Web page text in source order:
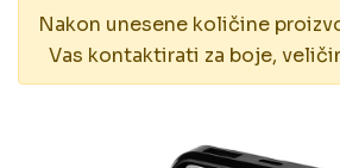
Nakon unesene količine
Vas kontaktirati za boje,